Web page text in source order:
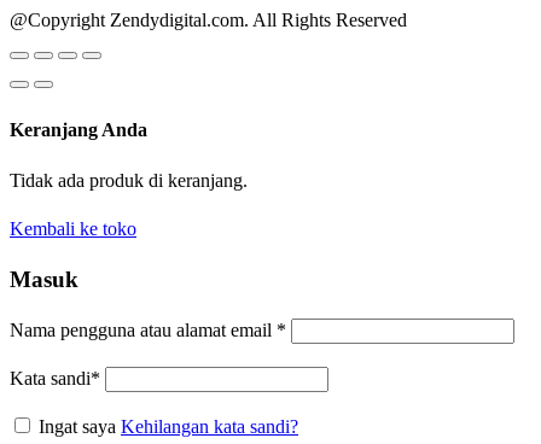
@Copyright Zendydigital.com. All Rights Reserved
Keranjang Anda
Tidak ada produk di keranjang.
Kembali ke toko
Masuk
Nama pengguna atau alamat email *
Kata sandi*
Ingat saya Kehilangan kata sandi?